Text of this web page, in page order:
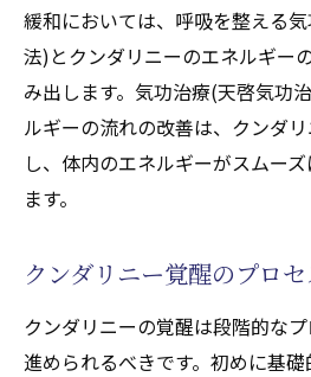
緩和においては、呼吸を整える
法)とクンダリニーのエネルギー
み出します。気功治療(天啓気功
ルギーの流れの改善は、クンダ
し、体内のエネルギーがスムー
ます。
クンダリニー覚醒のプロセ
クンダリニーの覚醒は段階的な
進められるべきです。初めに基